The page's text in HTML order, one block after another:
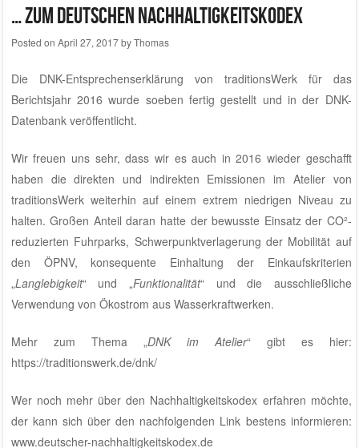
… zum Deutschen Nachhaltigkeitskodex
Posted on April 27, 2017byThomas
Die DNK-Entsprechenserklärung von traditionsWerk für das
Berichtsjahr 2016 wurde soeben fertig gestellt und in der DNK-
Datenbankveröffentlicht.
Wir freuen uns sehr, dass wir es auch in 2016 wieder geschafft
haben die direkten und indirekten Emissionen im Atelier von
traditionsWerkweiterhin auf einem extrem niedrigen Niveau zu
halten. Großen Anteil daran hatte der bewusste Einsatz der CO²-
reduzierten Fuhrparks, Schwerpunktverlagerung der Mobilität auf
den ÖPNV, konsequente Einhaltung der Einkaufskriterien
„Langlebigkeit“ und „Funktionalität“ und die ausschließliche
Verwendung von Ökostrom aus Wasserkraftwerken.
Mehr zum Thema „DNK im Atelier“ gibt es hier:
https://traditionswerk.de/dnk/
Wer noch mehr über den Nachhaltigkeitskodex erfahren möchte,
der kann sich über den nachfolgenden Link bestens informieren:
www.deutscher-nachhaltigkeitskodex.de